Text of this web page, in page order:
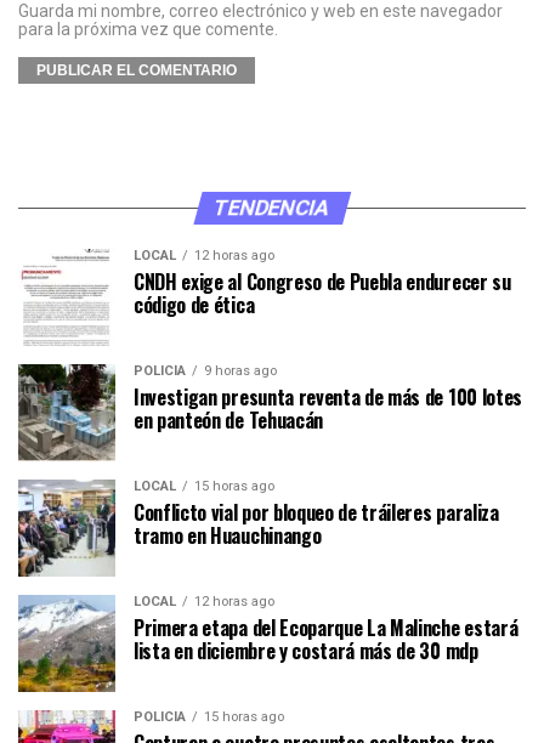
Guarda mi nombre, correo electrónico y web en este navegador
para la próxima vez que comente.
TENDENCIA
LOCAL 12 horas ago
CNDH exige al Congreso de Puebla endurecer su
código de ética
POLICÍA 9 horas ago
Investigan presunta reventa de más de 100 lotes
en panteón de Tehuacán
LOCAL 15 horas ago
Conflicto vial por bloqueo de tráileres paraliza
tramo en Huauchinango
LOCAL 12 horas ago
Primera etapa del Ecoparque La Malinche estará
lista en diciembre y costará más de 30 mdp
POLICÍA 15 horas ago